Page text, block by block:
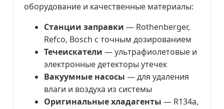
оборудование и качественные материалы:
Станции заправки — Rothenberger,
Refco, Bosch с точным дозированием
Течеискатели — ультрафиолетовые и
электронные детекторы утечек
Вакуумные насосы — для удаления
влаги и воздуха из системы
Оригинальные хладагенты — R134a,